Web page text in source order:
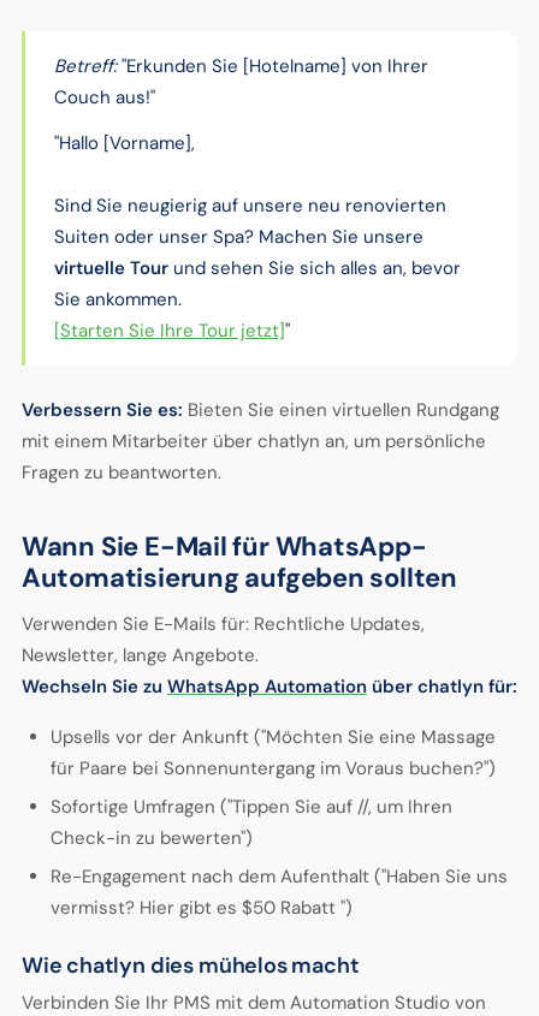
Betreff:"Erkunden Sie [Hotelname] von Ihrer
Couch aus!"
"Hallo [Vorname],
Sind Sie neugierig auf unsere neu renovierten
Suiten oder unser Spa? Machen Sie unsere
virtuelle Tourund sehen Sie sich alles an, bevor
Sie ankommen.
[Starten Sie Ihre Tour jetzt]"
Verbessern Sie es: Bieten Sie einen virtuellen Rundgang
mit einem Mitarbeiter über chatlyn an, um persönliche
Fragen zu beantworten.
Wann Sie E-Mail für WhatsApp-
Automatisierung aufgeben sollten
Verwenden Sie E-Mails für: Rechtliche Updates,
Newsletter, lange Angebote.
Wechseln Sie zu WhatsApp Automationüber chatlyn für:
Upsells vor der Ankunft ("Möchten Sie eine Massage
für Paare bei Sonnenuntergang im Voraus buchen?")
Sofortige Umfragen ("Tippen Sie auf //, um Ihren
Check-in zu bewerten")
Re-Engagement nach dem Aufenthalt ("Haben Sie uns
vermisst? Hier gibt es $50 Rabatt ")
Wie chatlyn dies mühelos macht
Verbinden Sie Ihr PMS mit dem Automation Studio von